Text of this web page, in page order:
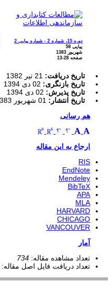
دوره 15، شماره 2 - شماره پیاپی 2
پیاپی 58
شهریور 1383
صفحه 13-28
تاریخ دریافت:
تاریخ بازنگری:
تاریخ پذیرش:
تاریخ انتشار:
هم رسانی
ارجاع به این مقاله
RIS
EndNote
Mendeley
BibTeX
APA
MLA
HARVARD
CHICAGO
VANCOUVER
آمار
تعداد مشاهده مقاله: 734
تعداد دریافت فایل اصل مقاله: